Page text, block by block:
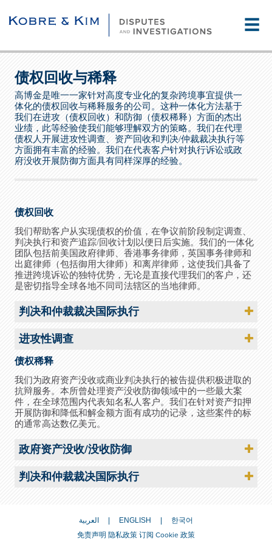
☰
债权回收与稀释
高博金是唯一一家针对高度专业化的复杂跨境事宜提供一
体化的债权回收与稀释服务的公司。这种一体化方法基于
我们在进攻（债权回收）和防御（债权稀释）方面的杰出
业绩，此等经验使我们能够理解双方的策略。我们在代理
债权人开展进攻性调查、资产回收和判决/仲裁裁决执行等
方面拥有丰富的经验。我们在代表客户针对执行诉讼或政
府没收开展防御方面具有同样深厚的经验。
债权回收
我们帮助客户从实现债权的价值，在争议前阶段制定调查、
判决执行和资产追踪/回收计划以便日后实施。我们的一体化
团队包括前美国政府律师、香港事务律师，英国事务律师和
出庭律师（包括御用大律师）和离岸律师，这使我们具备了
推进跨境诉讼的独特优势，无论是直接代理我们的客户，还
是密切指导全球各地不同司法辖区的当地律师。
判决和仲裁裁决国际执行
进攻性调查
债权稀释
我们为政府资产没收或商业判决执行的被告提供积极进取的
抗辩服务。本所曾处理资产没收防御领域中的一些最大案
件，在全球范围内代表知名私人客户。我们在针对资产扣押
开展防御和降低和解金额方面有成功的记录，这些案件的标
的通常高达数亿美元。
政府资产没收/没收防御
判决和仲裁裁决国际执行
العربية ENGLISH
한국어
免责声明 隐私政策 订阅 Cookie 政策